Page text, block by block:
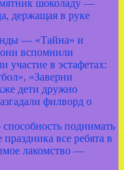
шоколаду —
держащая в руке
— «Тайна» и
вспомнили
участие в эстафетах:
«Заверни
дети дружно
филворд о
поднимать
все ребята в
лакомство —